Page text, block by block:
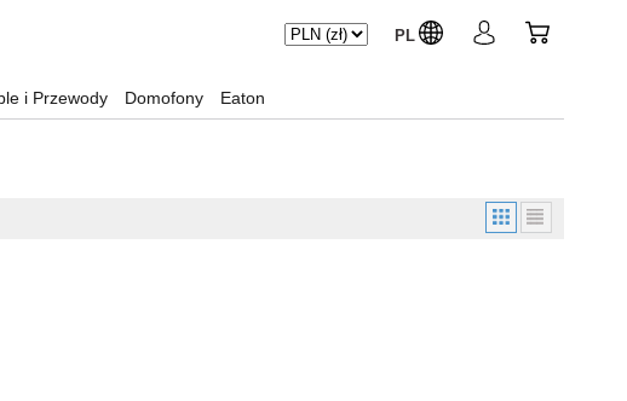
PL
i Przewody Domofony Eaton